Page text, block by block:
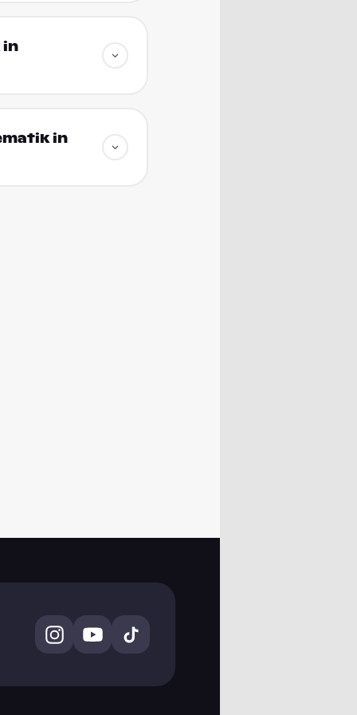
in
in